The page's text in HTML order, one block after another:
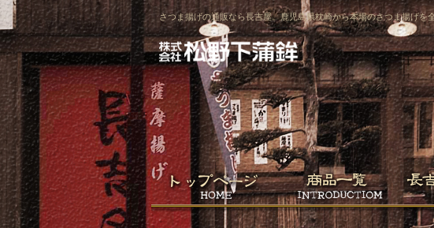
さつま揚げの通販なら長吉屋。鹿児島県枕崎から本場のさつま揚げを